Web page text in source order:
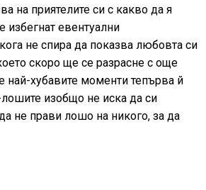
на приятелите си с какво да я
избегнат евентуални
не спира да показва любовта си
скоро ще се разрасне с още
най-хубавите моменти тепърва й
лошите изобщо не иска да си
не прави лошо на никого, за да